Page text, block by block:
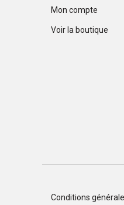
Mon compte
Voir la boutique
Conditions